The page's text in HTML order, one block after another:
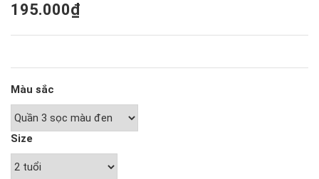
195.000₫
Màu sắc
Size